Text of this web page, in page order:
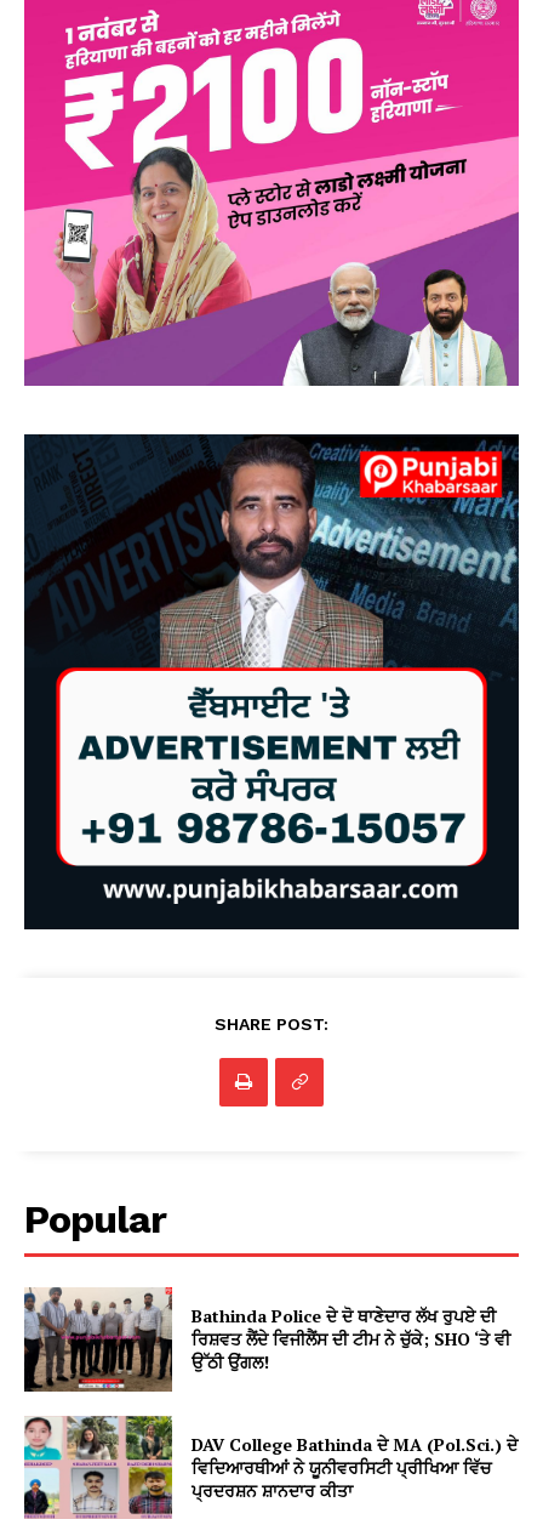
SHARE POST:
Popular
Bathinda Police ਦੇ ਦੋ ਥਾਣੇਦਾਰ ਲੱਖ ਰੁਪਏ ਦੀ
ਰਿਸ਼ਵਤ ਲੈਂਦੇ ਵਿਜੀਲੈਂਸ ਦੀ ਟੀਮ ਨੇ ਚੁੱਕੇ; SHO ‘ਤੇ ਵੀ
ਉੱਠੀ ਉਂਗਲ!
DAV College Bathinda ਦੇ MA (Pol.Sci.) ਦੇ
ਵਿਦਿਆਰਥੀਆਂ ਨੇ ਯੂਨੀਵਰਸਿਟੀ ਪ੍ਰੀਖਿਆ ਵਿੱਚ
ਪ੍ਰਦਰਸ਼ਨ ਸ਼ਾਨਦਾਰ ਕੀਤਾ